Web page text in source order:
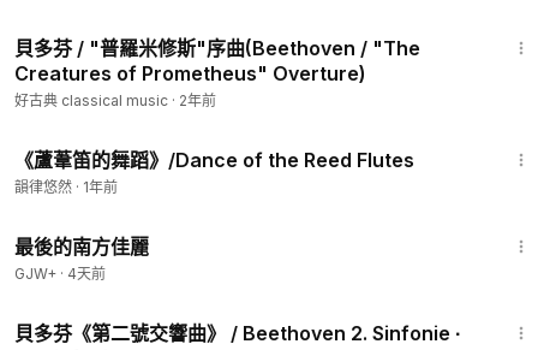
貝多芬 / "普羅米修斯"序曲(Beethoven / "The
Creatures of Prometheus" Overture)
好古典 classical music · 2年前
《蘆葦笛的舞蹈》/Dance of the Reed Flutes
韻律悠然 · 1年前
最後的南方佳麗
GJW+ · 4天前
貝多芬《第二號交響曲》 / Beethoven 2. Sinfonie ∙